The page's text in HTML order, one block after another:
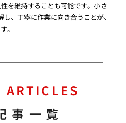
を維持することも可能です。小さ
、丁寧に作業に向き合うことが、
。
ARTICLES
事一覧